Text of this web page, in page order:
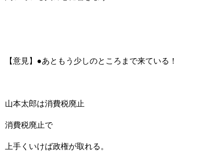
【意見】●あともう少しのところまで来ている！
山本太郎は消費税廃止
消費税廃止で
上手くいけば政権が取れる。